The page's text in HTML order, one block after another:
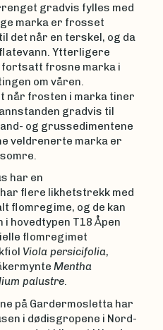
gradvis fylles med
marka er frosset
det når en terskel, og da
Ytterligere
frosne marka i
om våren.
når frosten i marka tiner
gradvis til
og grussedimentene
veldrenerte marka er
har en
flere likhetstrekk med
flomregime, og de kan
hovedtypen T18 Åpen
flomregimet
Viola persicifolia,
Mentha
palustre.
på Gardermosletta har
i dødisgropene i Nord-